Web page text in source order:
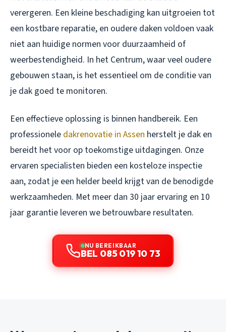
verergeren. Een kleine beschadiging kan uitgroeien tot
een kostbare reparatie, en oudere daken voldoen vaak
niet aan huidige normen voor duurzaamheid of
weerbestendigheid. In het Centrum, waar veel oudere
gebouwen staan, is het essentieel om de conditie van
je dak goed te monitoren.
Een effectieve oplossing is binnen handbereik. Een
professionele dakrenovatie in Assen herstelt je dak en
bereidt het voor op toekomstige uitdagingen. Onze
ervaren specialisten bieden een kosteloze inspectie
aan, zodat je een helder beeld krijgt van de benodigde
werkzaamheden. Met meer dan 30 jaar ervaring en 10
jaar garantie leveren we betrouwbare resultaten.
NU BEREIKBAAR
BEL 085 019 10 73